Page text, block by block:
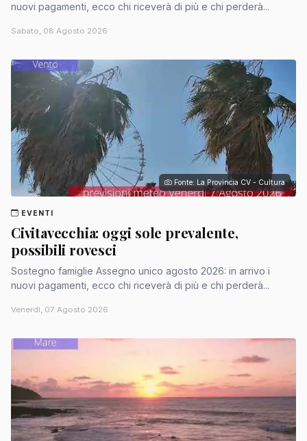
nuovi pagamenti, ecco chi riceverà di più e chi perderà...
Sabato, 08 Agosto 2026
Fonte: La Provincia CV - Cultura
EVENTI
Civitavecchia: oggi sole prevalente,
possibili rovesci
Sostegno famiglie Assegno unico agosto 2026: in arrivo i
nuovi pagamenti, ecco chi riceverà di più e chi perderà...
Venerdì, 07 Agosto 2026